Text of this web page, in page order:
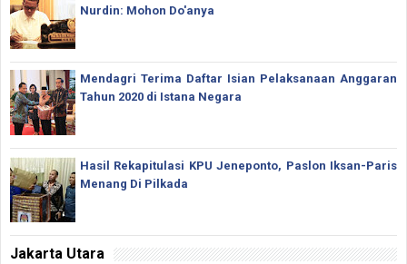
Nurdin: Mohon Do'anya
Mendagri Terima Daftar Isian Pelaksanaan Anggaran
Tahun 2020 di Istana Negara
Hasil Rekapitulasi KPU Jeneponto, Paslon Iksan-Paris
Menang Di Pilkada
Jakarta Utara